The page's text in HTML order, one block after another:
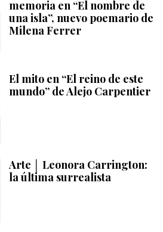
memoria en “El nombre de
una isla”, nuevo poemario de
Milena Ferrer
El mito en “El reino de este
mundo” de Alejo Carpentier
Arte │ Leonora Carrington:
la última surrealista